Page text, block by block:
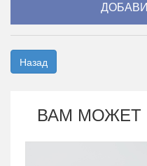
Назад
ВАМ МОЖЕТ